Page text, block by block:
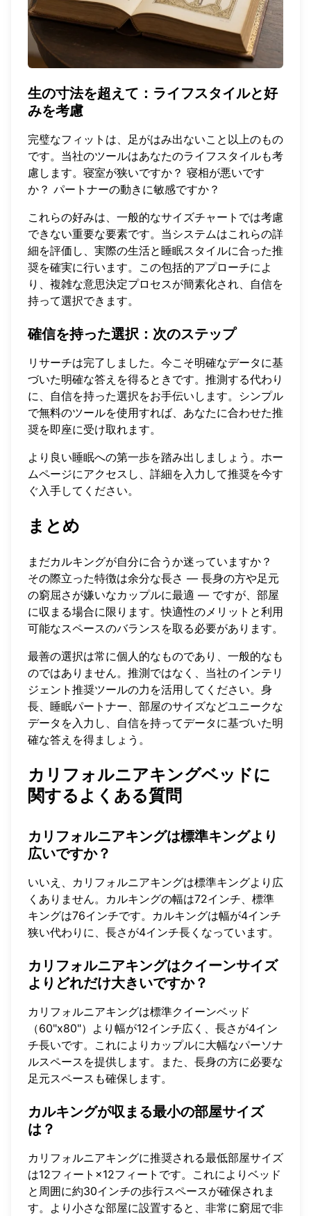
生の寸法を超えて：ライフスタイルと好
みを考慮
完璧なフィットは、足がはみ出ないこと以上のもの
です。当社のツールはあなたのライフスタイルも考
慮します。寝室が狭いですか？ 寝相が悪いです
か？ パートナーの動きに敏感ですか？
これらの好みは、一般的なサイズチャートでは考慮
できない重要な要素です。当システムはこれらの詳
細を評価し、実際の生活と睡眠スタイルに合った推
奨を確実に行います。この包括的アプローチによ
り、複雑な意思決定プロセスが簡素化され、自信を
持って選択できます。
確信を持った選択：次のステップ
リサーチは完了しました。今こそ明確なデータに基
づいた明確な答えを得るときです。推測する代わり
に、自信を持った選択をお手伝いします。シンプル
で無料のツールを使用すれば、あなたに合わせた推
奨を即座に受け取れます。
より良い睡眠への第一歩を踏み出しましょう。ホー
ムページにアクセスし、詳細を入力して推奨を今す
ぐ入手してください。
まとめ
まだカルキングが自分に合うか迷っていますか？
その際立った特徴は余分な長さ — 長身の方や足元
の窮屈さが嫌いなカップルに最適 — ですが、部屋
に収まる場合に限ります。快適性のメリットと利用
可能なスペースのバランスを取る必要があります。
最善の選択は常に個人的なものであり、一般的なも
のではありません。推測ではなく、 当社のインテリ
ジェント推奨ツールの力を活用してください。身
長、睡眠パートナー、部屋のサイズなどユニークな
データを入力し、自信を持ってデータに基づいた明
確な答えを得ましょう。
カリフォルニアキングベッドに
関するよくある質問
カリフォルニアキングは標準キングより
広いですか？
いいえ、カリフォルニアキングは標準キングより広
くありません。カルキングの幅は72インチ、標準
キングは76インチです。カルキングは幅が4インチ
狭い代わりに、長さが4インチ長くなっています。
カリフォルニアキングはクイーンサイズ
よりどれだけ大きいですか？
カリフォルニアキングは標準クイーンベッド
（60"x80"）より幅が12インチ広く、長さが4イン
チ長いです。これによりカップルに大幅なパーソナ
ルスペースを提供します。また、長身の方に必要な
足元スペースも確保します。
カルキングが収まる最小の部屋サイズ
は？
カリフォルニアキングに推奨される最低部屋サイズ
は12フィート×12フィートです。これによりベッド
と周囲に約30インチの歩行スペースが確保されま
す。より小さな部屋に設置すると、非常に窮屈で非